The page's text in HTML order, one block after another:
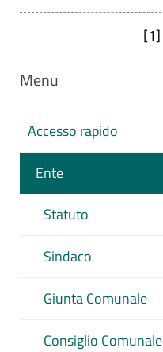
[1]
Menu
Accesso rapido
Ente
Statuto
Sindaco
Giunta Comunale
Consiglio Comunale